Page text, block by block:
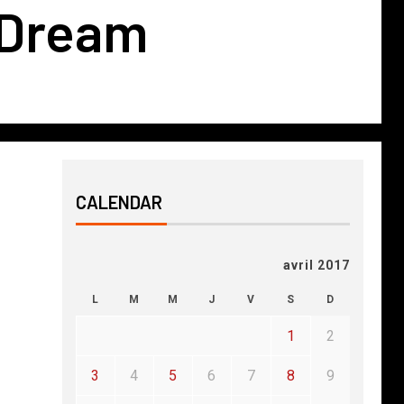
CALENDAR
avril 2017
L M M J V S D
1 2
3 4 5 6 7 8 9